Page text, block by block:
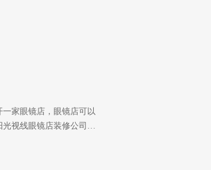
家眼镜店，眼镜店可以
光视线眼镜店装修公司…